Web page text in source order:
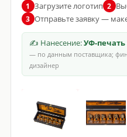
1 Загрузите логотип 2
3 Отправьте заявку —
✍ Нанесение:УФ-печать
— по данным поставщика;
дизайнер